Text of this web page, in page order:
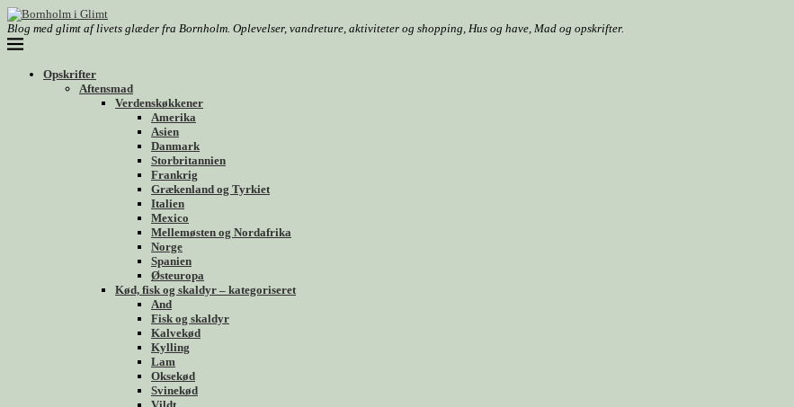
Blog med glimt af livets glæder fra Bornholm. Oplevelser, vandreture, aktiviteter og shopping, Hus og have, Mad og opskrifter.
Opskrifter
Aftensmad
Verdenskøkkener
Amerika
Asien
Danmark
Storbritannien
Frankrig
Grækenland og Tyrkiet
Italien
Mexico
Mellemøsten og Nordafrika
Norge
Spanien
Østeuropa
Kød, fisk og skaldyr – kategoriseret
And
Fisk og skaldyr
Kalvekød
Kylling
Lam
Oksekød
Svinekød